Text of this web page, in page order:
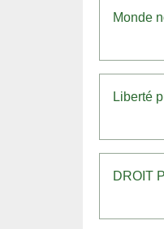
Monde
Liberté
DROIT